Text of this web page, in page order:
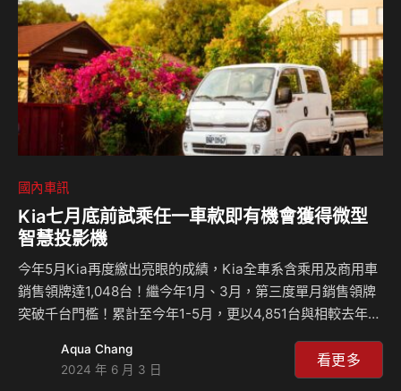
前曾經在Mercedes-AMG從事F1一級方程式賽車的動力單元
開發…
國內車訊
Kia七月底前試乘任一車款即有機會獲得微型
智慧投影機
今年5月Kia再度繳出亮眼的成績，Kia全車系含乘用及商用車
銷售領牌達1,048台！繼今年1月、3月，第三度單月銷售領牌
突破千台門檻！累計至今年1-5月，更以4,851台與相較去年同
Kia商用車卡旺K2500，則更以293台再創單月銷售領牌歷史
新高紀錄！ 為與全台喜愛Kia的朋友們分享持續成長的榮耀，
Aqua Chang
2024 年 6 月 3 日
看更多